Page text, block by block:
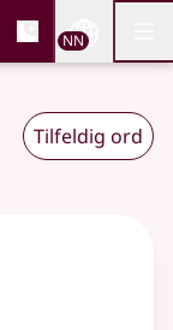
og
NN
Tilfeldig ord